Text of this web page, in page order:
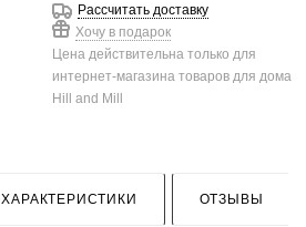
Рассчитать доставку
Хочу в подарок
Цена действительна только для
интернет-магазина товаров для дома
Hill and Mill
ХАРАКТЕРИСТИКИ ОТЗЫВЫ